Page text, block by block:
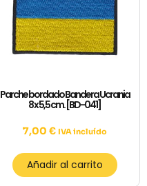
Parche bordado Bandera Ucrania
8 x 5,5 cm. [BD-041]
7,00 € IVA incluído
Añadir al carrito